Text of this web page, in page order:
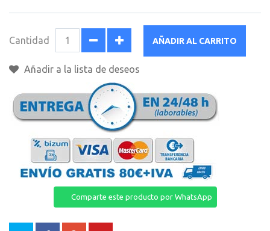
Cantidad AÑADIR AL CARRITO
Añadir a la lista de deseos
Comparte este producto por WhatsApp